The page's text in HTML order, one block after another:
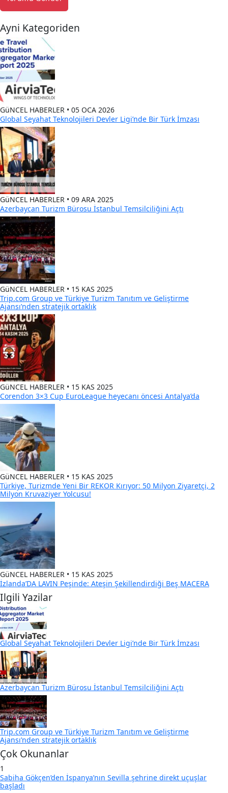
Ayni Kategoriden
GüNCEL HABERLER • 05 OCA 2026
Global Seyahat Teknolojileri Devler Ligi’nde Bir Türk İmzası
GüNCEL HABERLER • 09 ARA 2025
Azerbaycan Turizm Bürosu İstanbul Temsilciliğini Açtı
GüNCEL HABERLER • 15 KAS 2025
Trip.com Group ve Türkiye Turizm Tanıtım ve Geliştirme
Ajansı’nden stratejik ortaklık
GüNCEL HABERLER • 15 KAS 2025
Corendon 3×3 Cup EuroLeague heyecanı öncesi Antalya’da
GüNCEL HABERLER • 15 KAS 2025
Türkiye, Turizmde Yeni Bir REKOR Kırıyor: 50 Milyon Ziyaretçi, 2
Milyon Kruvaziyer Yolcusu!
GüNCEL HABERLER • 15 KAS 2025
İzlanda’DA LAVIN Peşinde: Ateşin Şekillendirdiği Beş MACERA
Ilgili Yazilar
Global Seyahat Teknolojileri Devler Ligi’nde Bir Türk İmzası
Azerbaycan Turizm Bürosu İstanbul Temsilciliğini Açtı
Trip.com Group ve Türkiye Turizm Tanıtım ve Geliştirme
Ajansı’nden stratejik ortaklık
Çok Okunanlar
1
Sabiha Gökçen’den İspanya’nın Sevilla şehrine direkt uçuşlar
başladı